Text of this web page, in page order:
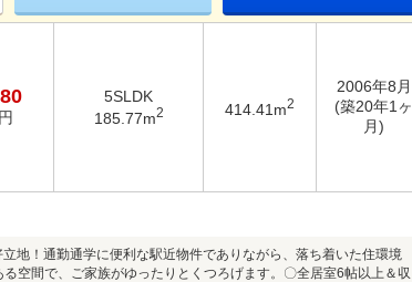
5SLDK
185.77m2 414.41m2
2006年8月
(築20年1ヶ
月)
地！通勤通学に便利な駅近物件でありながら、落ち着いた住環境
空間で、ご家族がゆったりとくつろげます。〇全居室6帖以上＆収